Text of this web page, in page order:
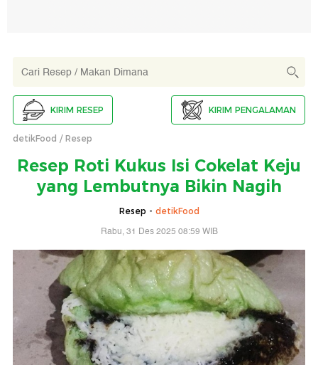
KIRIM RESEP KIRIM PENGALAMAN
detikFood Resep
Resep Roti Kukus Isi Cokelat Keju
yang Lembutnya Bikin Nagih
Resep - detikFood
Rabu, 31 Des 2025 08:59 WIB